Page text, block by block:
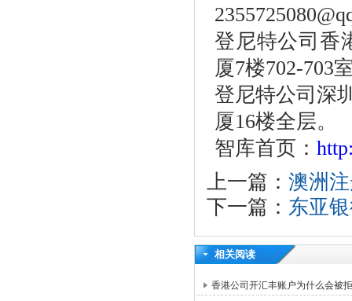
登尼特公司香
厦7楼702-703
登尼特公司深
厦16楼全层。
智库首页：
上一篇： 澳洲
下一篇： 东亚
相关阅读
香港公司开汇丰账户为什么会被